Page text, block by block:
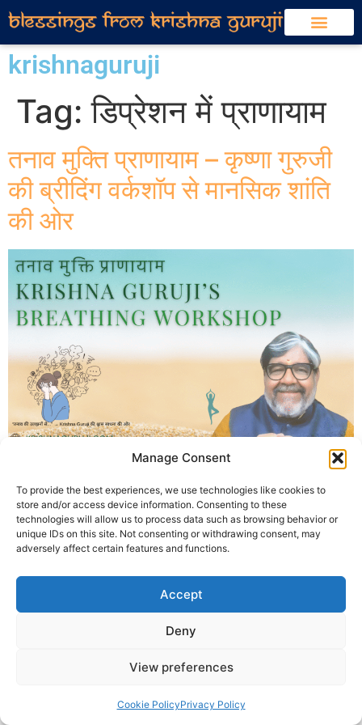
Manage Consent
To provide the best experiences, we use technologies like cookies to
store and/or access device information. Consenting to these
technologies will allow us to process data such as browsing behavior or
unique IDs on this site. Not consenting or withdrawing consent, may
adversely affect certain features and functions.
Accept
Deny
View preferences
Cookie PolicyPrivacy Policy
krishnaguruji
Tag:डिप्रेशन में प्राणायाम
तनाव मुक्ति प्राणायाम – कृष्णा गुरुजी
की ब्रीदिंग वर्कशॉप से मानसिक शांति
की ओर
कृष्णा गुरुजी की ब्रीदिंग वर्कशॉप से जानिए तनाव और अवसाद से राहत के
शांति।
© 2025 Krishna Guruji |Privacy Policy|Cookie Policy